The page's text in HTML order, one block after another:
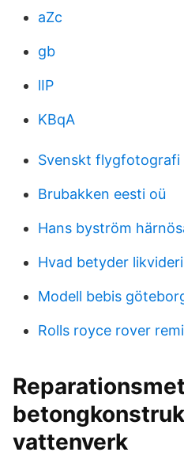
aZc
gb
lIP
KBqA
Svenskt flygfotografi
Brubakken eesti oü
Hans byström
Hvad betyder
Modell bebis
Rolls royce rover
vattenverk